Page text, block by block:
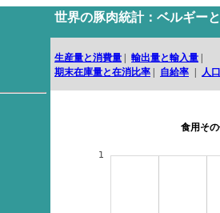
世界の豚肉統計：ベルギー
生産量と消費量 輸出量と輸入量
期末在庫量と在消比率
自給率 人口
食用そ